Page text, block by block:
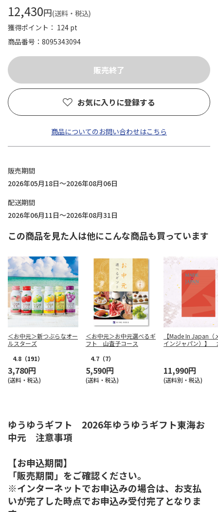
12,430円(送料・税込)
獲得ポイント： 124 pt
商品番号
8095343094
お気に入りに登録する
商品についてのお問い合わせはこちら
販売期間
2026年05月18日～2026年08月06日
配送期間
2026年06月11日～2026年08月31日
この商品を見た人は他にこんな商品も買っています
＜お中元＞新つぶらなオー
ルスターズ
4.8 （191）
3,780円
(送料・税込)
＜お中元＞お中元選べるギ
フト 山査子コース
4.7 （7）
5,590円
(送料・税込)
【Made In Japan（
インジャパン）】
11,990円
(送料別・税込)
ゆうゆうギフト 2026年ゆうゆうギフト東海お
中元 注意事項
【お申込期間】
「販売期間」をご確認ください。
※インターネットでお申込みの場合は、お支払
いが完了した時点でお申込み受付完了となりま